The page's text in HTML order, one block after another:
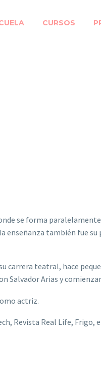
CURSOS
se forma
enseñanza también fue
carrera teatral, hace
Salvador Arias y
actriz.
Revista Real Life, Frigo,